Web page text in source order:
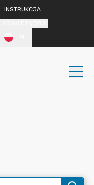
INSTRUKCJA